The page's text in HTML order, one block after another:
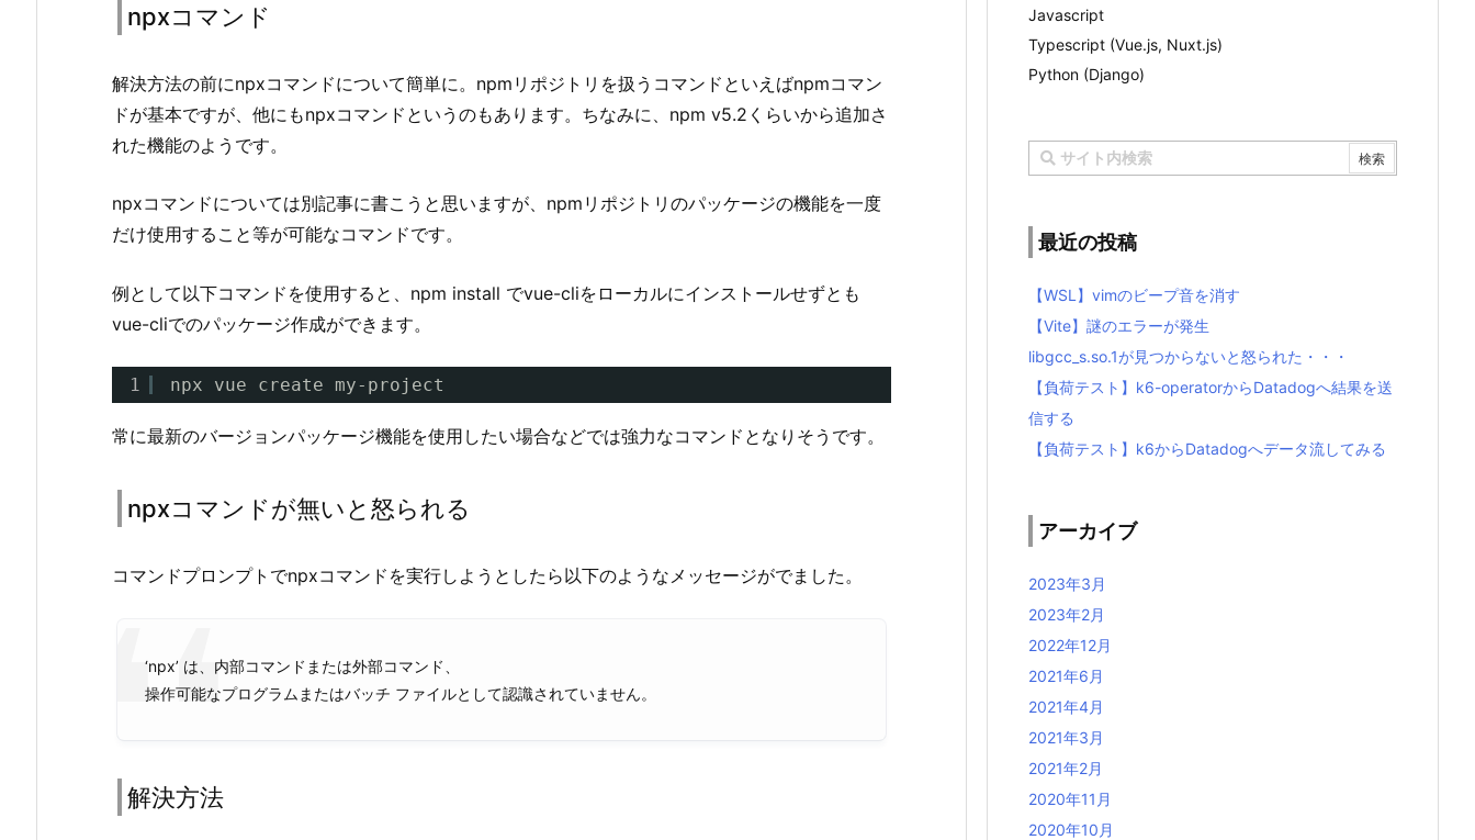
npxコマンド
解決方法の前にnpxコマンドについて簡単に。npmリポジトリを扱うコマンドといえばnpmコマン
ドが基本ですが、他にもnpxコマンドというのもあります。ちなみに、npm v5.2くらいから追加さ
れた機能のようです。
npxコマンドについては別記事に書こうと思いますが、npmリポジトリのパッケージの機能を一度
だけ使用すること等が可能なコマンドです。
例として以下コマンドを使用すると、npm install でvue-cliをローカルにインストールせずとも
vue-cliでのパッケージ作成ができます。
1 npx vue create my-project
常に最新のバージョンパッケージ機能を使用したい場合などでは強力なコマンドとなりそうです。
npxコマンドが無いと怒られる
コマンドプロンプトでnpxコマンドを実行しようとしたら以下のようなメッセージがでました。
‘npx’ は、内部コマンドまたは外部コマンド、
操作可能なプログラムまたはバッチ ファイルとして認識されていません。
解決方法
Javascript
Typescript (Vue.js, Nuxt.js)
Python (Django)
最近の投稿
【WSL】vimのビープ音を消す
【Vite】謎のエラーが発生
libgcc_s.so.1が見つからないと怒られた・・・
【負荷テスト】k6-operatorからDatadogへ結果を送
信する
【負荷テスト】k6からDatadogへデータ流してみる
アーカイブ
2023年3月
2023年2月
2022年12月
2021年6月
2021年4月
2021年3月
2021年2月
2020年11月
2020年10月